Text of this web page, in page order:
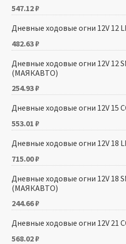
547.12₽
Дневные ходовые огни 12V 12
482.63₽
Дневные ходовые огни 12V 12
(МАЯКАВТО)
254.93₽
Дневные ходовые огни 12V 15
553.01 ₽
Дневные ходовые огни 12V 18
715.00₽
Дневные ходовые огни 12V 18
(МАЯКАВТО)
244.66₽
Дневные ходовые огни 12V 21
568.02₽